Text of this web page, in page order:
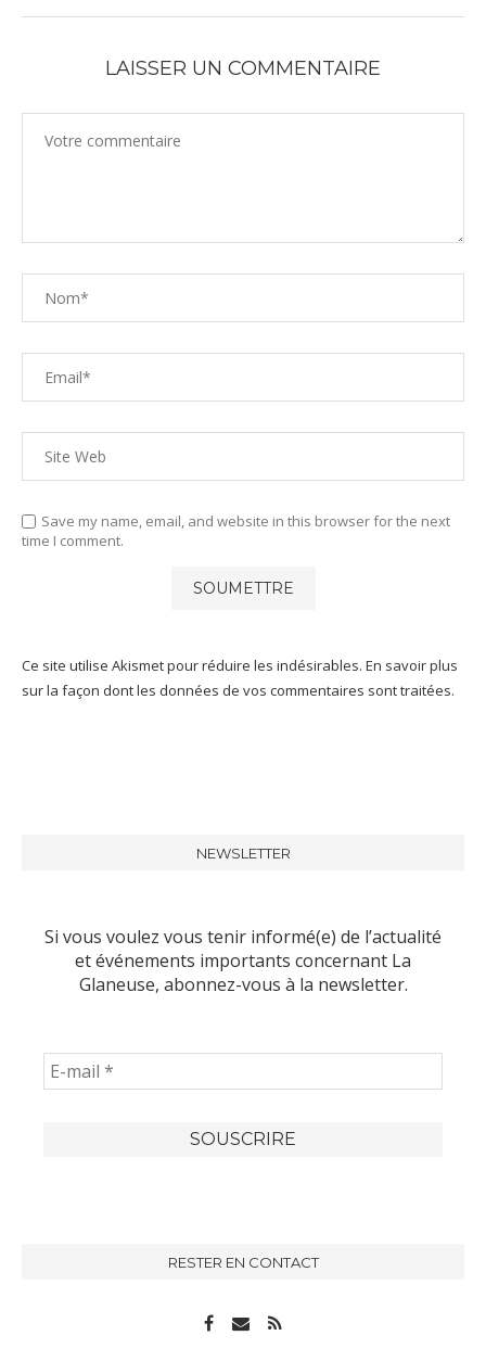
LAISSER UN COMMENTAIRE
Save my name, email, and website in this browser for the next
time I comment.
Ce site utilise Akismet pour réduire les indésirables. En savoir plus
sur la façon dont les données de vos commentaires sont traitées.
NEWSLETTER
Si vous voulez vous tenir informé(e) de l’actualité
et événements importants concernant La
Glaneuse, abonnez-vous à la newsletter.
RESTER EN CONTACT